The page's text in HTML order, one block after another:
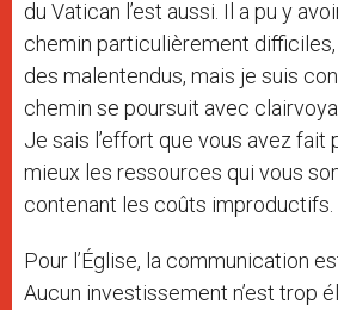
du Vatican l’est aussi. Il a pu y
chemin particulièrement difficiles,
des malentendus, mais je suis
chemin se poursuit avec
Je sais l’effort que vous avez fait
mieux les ressources qui vous
contenant les coûts improductifs.
Pour l’Église, la communication
Aucun investissement n’est trop